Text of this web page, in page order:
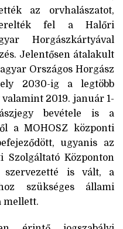
az orvhalászatot,
fel a Halőri
Horgászkártyával
Jelentősen átalakult
Országos Horgász
2030-ig a legtöbb
2019. január 1-
bevétele is a
a MOHOSZ központi
ugyanis az
Szolgáltató Központon
szervezetté is vált, a
szükséges állami
mellett.